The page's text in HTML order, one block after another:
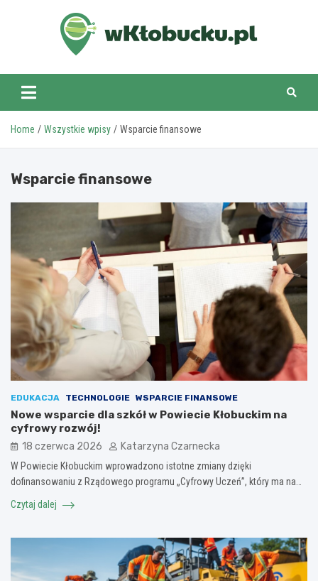
wKlobucku.pl
Home Wszystkie wpisy Wsparcie finansowe
Wsparcie finansowe
EDUKACJA TECHNOLOGIE WSPARCIE FINANSOWE
Nowe wsparcie dla szkół w Powiecie Kłobuckim na
cyfrowy rozwój!
18 czerwca 2026 Katarzyna Czarnecka
W Powiecie Kłobuckim wprowadzono istotne zmiany dzięki
dofinansowaniu z Rządowego programu „Cyfrowy Uczeń”, który ma na…
Czytaj dalej